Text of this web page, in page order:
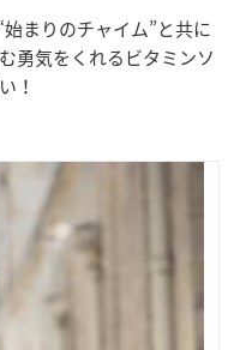
まりのチャイム”と共に
勇気をくれるビタミンソ
！